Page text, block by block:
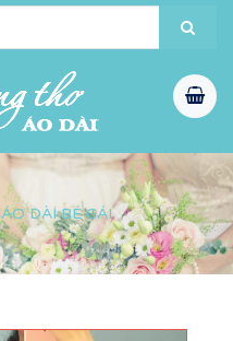
ÁO DÀI BÉ GÁI